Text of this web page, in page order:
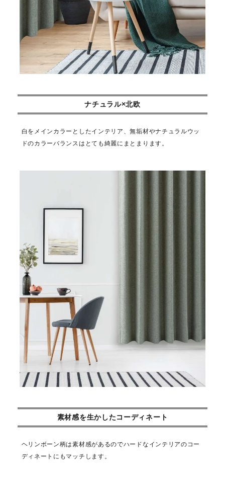
ナチュラル×北欧
白をメインカラーとしたインテリア、無垢材やナチュラルウッ
ドのカラーバランスはとても綺麗にまとまります。
素材感を生かしたコーディネート
ヘリンボーン柄は素材感があるのでハードなインテリアのコー
ディネートにもマッチします。